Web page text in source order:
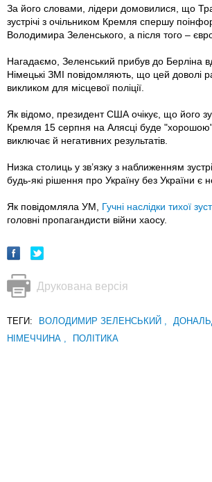
За його словами, лідери домовилися, що
зустрічі з очільником Кремля спершу
Володимира Зеленського, а після того –
Нагадаємо, Зеленський прибув до Берліна
Німецькі ЗМІ повідомляють, що цей доволі
викликом для місцевої поліції.
Як відомо, президент США очікує, що його
Кремля 15 серпня на Алясці буде
виключає й негативних результатів.
Низка столиць у зв’язку з наближенням
будь-які рішення про Україну без України є
Як повідомляла УМ, Гучні наслідки тихої
головні пропагандисти війни хаосу.
Друкована версія
ТЕГИ: ВОЛОДИМИР ЗЕЛЕНСЬКИЙ
НІМЕЧЧИНА
ПОЛІТИКА